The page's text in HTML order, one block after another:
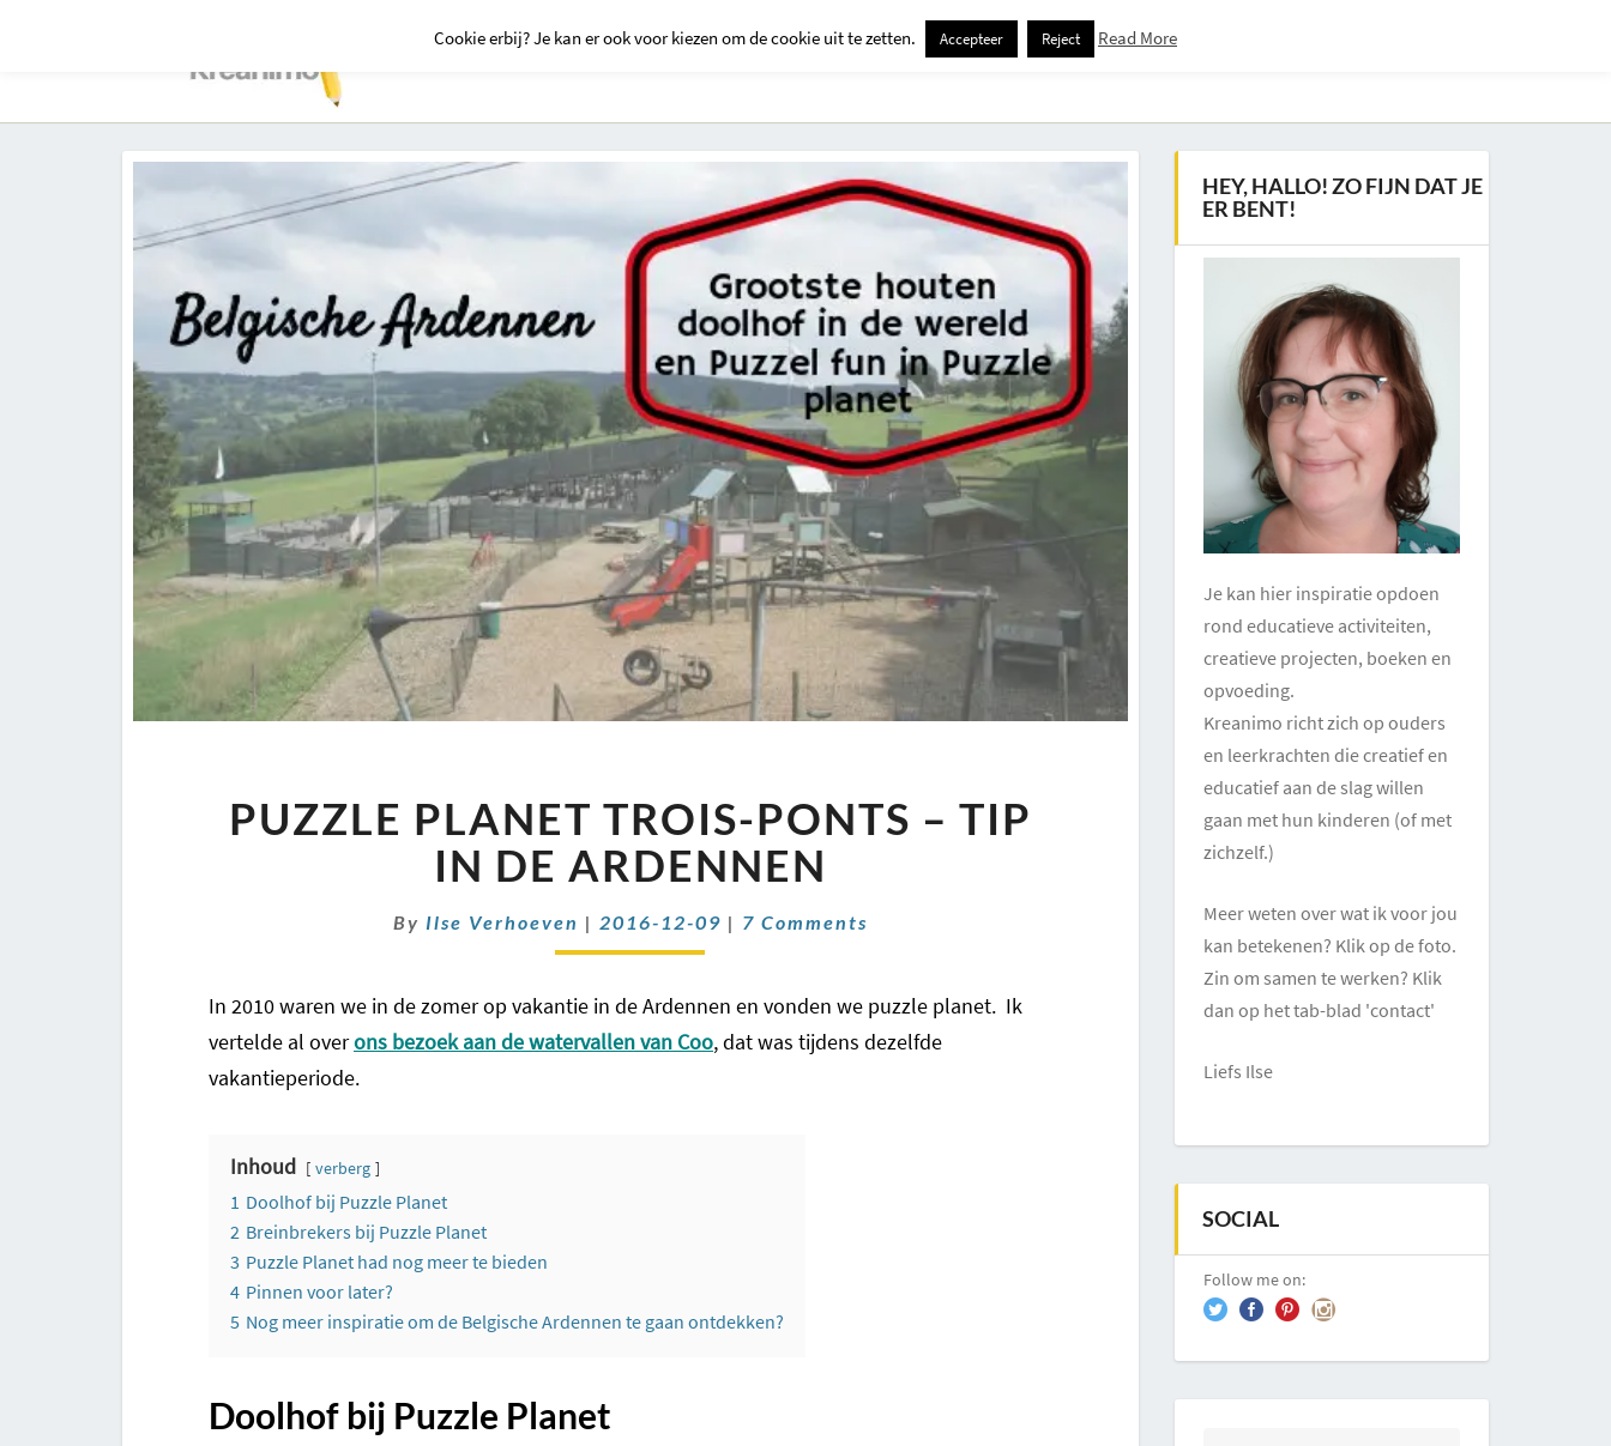
Contact Kids Creatief Erop Uit Huis En Tuin Downloadspagina – Voor Nieuwsbrief Abonnees
PLANET
TROIS-
PONTS
TIP
DE
PUZZLE PLANET TROIS-PONTS – TIP
IN DE ARDENNEN
By Ilse Verhoeven | 2016-12-09 | Comments
7 Comments
In 2010 waren we in de zomer op vakantie in de Ardennen en vonden we puzzle planet. Ik
vertelde al overons bezoek aan de watervallen van Coo, dat was tijdens dezelfde
vakantieperiode.
Inhoud verberg
1 Doolhof bij Puzzle Planet
2 Breinbrekers bij Puzzle Planet
3 Puzzle Planet had nog meer te bieden
4 Pinnen voor later?
5 Nog meer inspiratie om de Belgische Ardennen te gaan ontdekken?
Doolhof bij Puzzle Planet
HEY, HALLO! ZO FIJN DAT JE
ER BENT!
Je kan hier inspiratie opdoen
rond educatieve activiteiten,
creatieve projecten, boeken en
opvoeding.
Kreanimo richt zich op ouders
en leerkrachten die creatief en
educatief aan de slag willen
gaan met hun kinderen (of met
zichzelf.)
Meer weten over wat ik voor jou
kan betekenen? Klik op de foto.
Zin om samen te werken? Klik
dan op het tab-blad 'contact'
Liefs Ilse
SOCIAL
Follow me on:
Cookie erbij? Je kan er ook voor kiezen om de cookie uit te zetten. Accepteer Reject Read More